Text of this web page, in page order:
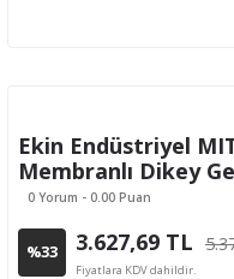
Ekin Endüstriyel
Membranlı Dikey
0 Yorum - 0.00 Puan
%33 3.627,69 TL
Fiyatlara KDV dahildir.